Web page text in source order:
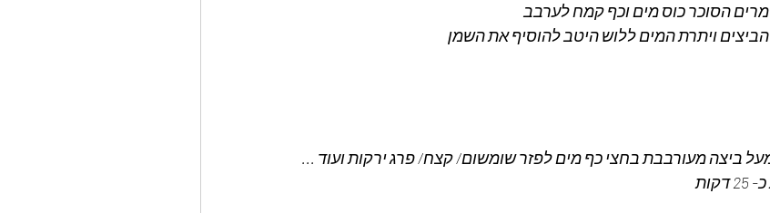
הסוכר כוס מים וכף קמח לערבב
ויתרת המים ללוש היטב להוסיף את השמן
ביצה מעורבבת בחצי כף מים לפזר שומשום/ קצח/ פרג ירקות ועוד ...